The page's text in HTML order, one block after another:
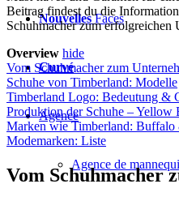
NouvellesFaces
Curvé
Agence
Agence de
Beitrag findest du die
Schuhmacher zum erfolgreichen
Overview hide
Vom Schuhmacher zum
Schuhe von Timberland: Modelle
Timberland Logo: Bedeutung &
Produktion der Schuhe – Yellow
Marken wie Timberland:
Modemarken: Liste
Vom Schuhmacher